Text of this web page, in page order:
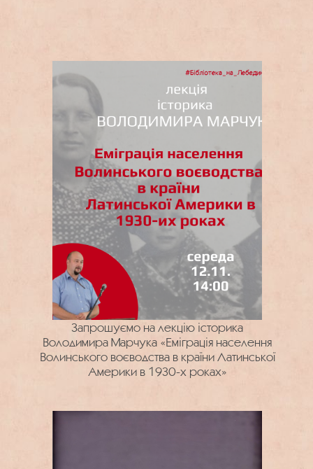
Запрошуємо на лекцію історика
Володимира Марчука «Еміграція населення
Волинського воєводства в країни Латинської
Америки в 1930-х роках»